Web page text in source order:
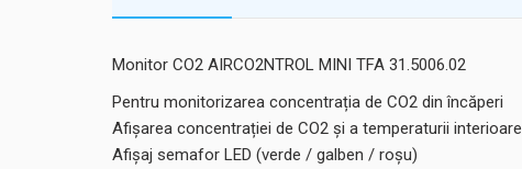
Monitor CO2 AIRCO2NTROL MINI TFA 31.5006.02
Pentru monitorizarea concentrația de CO2 din încăperi
Afișarea concentrației de CO2 și a temperaturii interioare
Afișaj semafor LED (verde / galben / roșu)